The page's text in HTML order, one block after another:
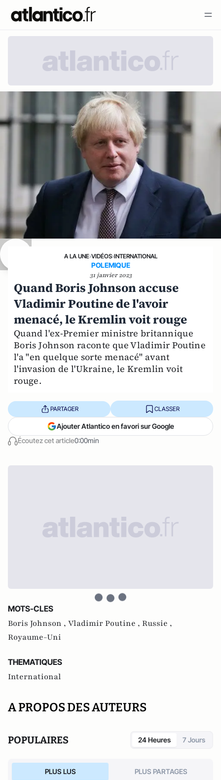
A LA UNE›VIDÉOS›INTERNATIONAL
POLEMIQUE
31 janvier 2023
Quand Boris Johnson accuse
Vladimir Poutine de l'avoir
menacé, le Kremlin voit rouge
Quand l'ex-Premier ministre britannique
Boris Johnson raconte que Vladimir Poutine
l'a "en quelque sorte menacé" avant
l'invasion de l'Ukraine, le Kremlin voit
rouge.
Écoutez cet article0:00min
PARTAGER CLASSER
Ajouter Atlantico en favori sur Google
MOTS-CLES
Boris Johnson , Vladimir Poutine , Russie ,
Royaume-Uni
THEMATIQUES
International
A PROPOS DES AUTEURS
POPULAIRES 24 Heures 7 Jours
PLUS LUS PLUS PARTAGES